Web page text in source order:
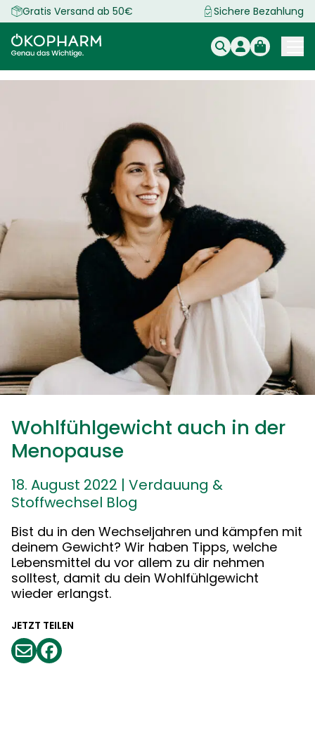
Zum
Inhalt
springen
Gratis Versand ab 50€ Sichere Bezahlung
Wohlfühlgewicht auch in der
Menopause
18. August 2022 | Verdauung &
Stoffwechsel Blog
Bist du in den Wechseljahren und kämpfen mit
deinem Gewicht? Wir haben Tipps, welche
Lebensmittel du vor allem zu dir nehmen
solltest, damit du dein Wohlfühlgewicht
wieder erlangst.
JETZT TEILEN